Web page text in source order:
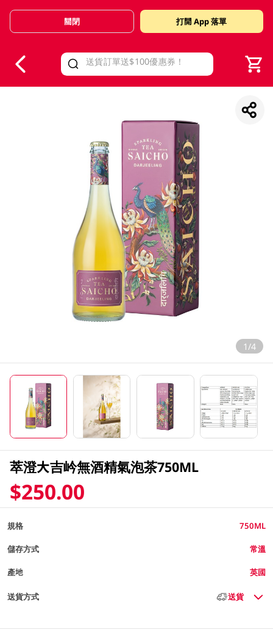
Valid Until 30 June 2026
關閉 打開 App 落單
1/4
萃澄大吉岒無酒精氣泡茶750ML
$250.00
規格 750ML
儲存方式 常溫
產地 英國
送貨方式 送貨